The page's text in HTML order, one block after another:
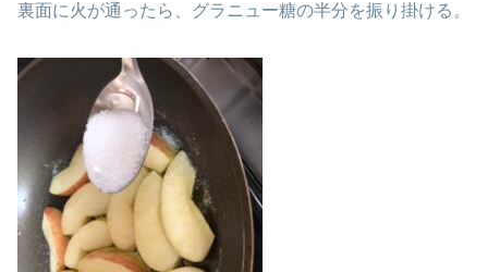
裏面に火が通ったら、グラニュー糖の半分を振り掛ける。